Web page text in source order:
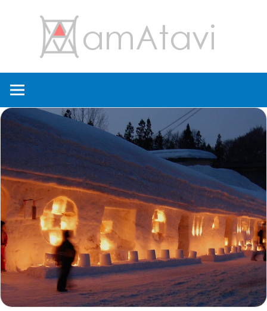
ス
プ
を
て
に
出
よ
う